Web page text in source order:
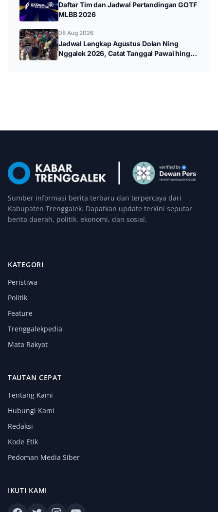
Daftar Tim dan Jadwal Pertandingan GOTF
MLBB 2026
08 Aug 2026
Jadwal Lengkap Agustus Dolan Ning
Nggalek 2026, Catat Tanggal Pawai hingga
Sumber informasi berita terbaru dan terpercaya dari
Kabupaten Trenggalek. Dapatkan update terkini seputar
berita daerah, politik, ekonomi, dan sosial.
KATEGORI
Peristiwa
Politik
Feature
Trenggalekpedia
Mata Rakyat
TAUTAN CEPAT
Tentang Kami
Hubungi Kami
Redaksi
Kode Etik
Pedoman Media Siber
IKUTI KAMI